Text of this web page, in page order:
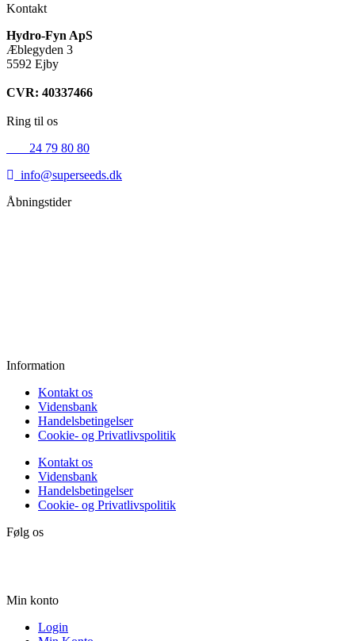
Kontakt
Hydro-Fyn ApS
Æblegyden 3
5592 Ejby
CVR: 40337466
Ring til os
24 79 80 80
info@superseeds.dk
Åbningstider
Information
Kontakt os
Vidensbank
Handelsbetingelser
Cookie- og Privatlivspolitik
Kontakt os
Vidensbank
Handelsbetingelser
Cookie- og Privatlivspolitik
Følg os
Min konto
Login